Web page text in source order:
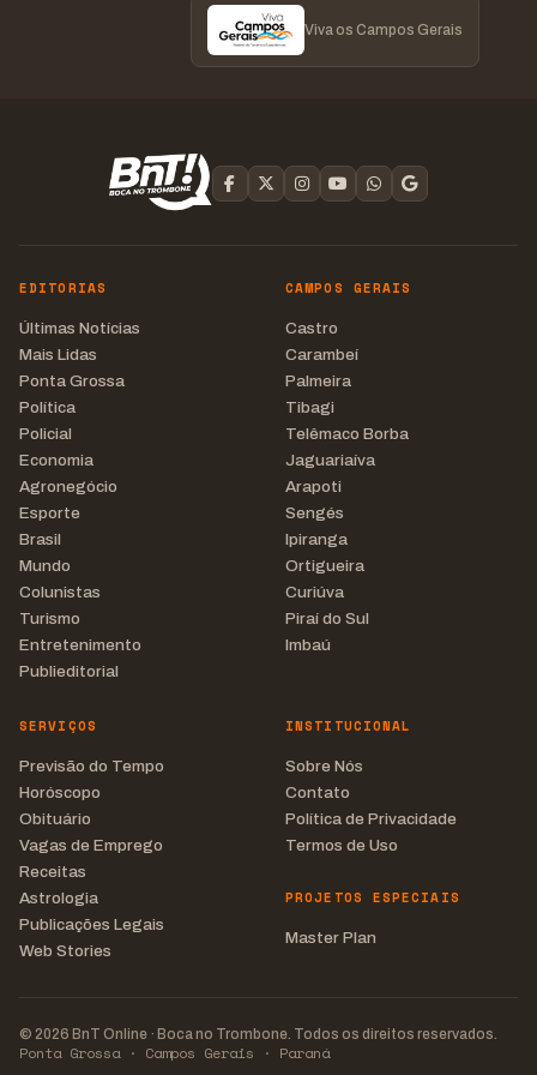
Viva os Campos Gerais
EDITORIAS
Últimas Notícias
Mais Lidas
Ponta Grossa
Política
Policial
Economia
Agronegócio
Esporte
Brasil
Mundo
Colunistas
Turismo
Entretenimento
Publieditorial
CAMPOS GERAIS
Castro
Carambeí
Palmeira
Tibagi
Telêmaco Borba
Jaguariaíva
Arapoti
Sengés
Ipiranga
Ortigueira
Curiúva
Piraí do Sul
Imbaú
SERVIÇOS
Previsão do Tempo
Horóscopo
Obituário
Vagas de Emprego
Receitas
Astrologia
Publicações Legais
Web Stories
INSTITUCIONAL
Sobre Nós
Contato
Política de Privacidade
Termos de Uso
PROJETOS ESPECIAIS
Master Plan
© 2026 BnT Online · Boca no Trombone. Todos os direitos reservados.
Ponta Grossa · Campos Gerais · Paraná